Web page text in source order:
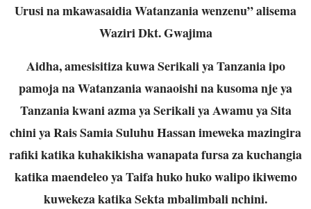
Urusi na mkawasaidia Watanzania wenzenu” alisema
Waziri Dkt. Gwajima
Aidha, amesisitiza kuwa Serikali ya Tanzania ipo
pamoja na Watanzania wanaoishi na kusoma nje ya
Tanzania kwani azma ya Serikali ya Awamu ya Sita
chini ya Rais Samia Suluhu Hassan imeweka mazingira
rafiki katika kuhakikisha wanapata fursa za kuchangia
katika maendeleo ya Taifa huko huko walipo ikiwemo
kuwekeza katika Sekta mbalimbali nchini.